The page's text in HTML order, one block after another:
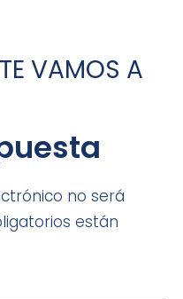
VAMOS A
no será
están